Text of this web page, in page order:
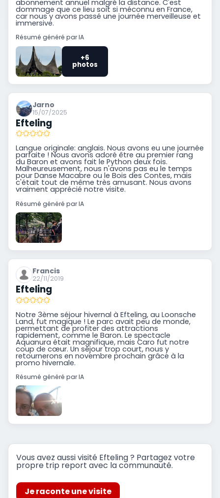
abonnement annuel malgré la distance. C'est
dommage que ce lieu soit si méconnu en France,
car nous y avons passé une journée merveilleuse et
immersive.
Résumé généré par IA
+6
photos
Jarno
15/07/2025
Efteling
Langue originale: anglais. Nous avons eu une journée
parfaite ! Nous avons adoré être au premier rang
du Baron et avons fait le Python deux fois.
Malheureusement, nous n'avons pas eu le temps
pour Danse Macabre ou le Bois des Contes, mais
c'était tout de même très amusant. Nous avons
vraiment apprécié notre visite.
Résumé généré par IA
Francis
22/11/2019
Efteling
Notre 3ème séjour hivernal à Efteling, au Loonsche
Land, fut magique ! Le parc avait peu de monde,
permettant de profiter des attractions
rapidement, comme le Baron. Le spectacle
Aquanura était magnifique, mais Caro fut notre
coup de cœur. Un séjour trop court, nous y
retournerons en novembre prochain grâce à la
promo hivernale.
Résumé généré par IA
Vous avez aussi visité Efteling ? Partagez votre
propre trip report avec la communauté.
Je raconte une visite